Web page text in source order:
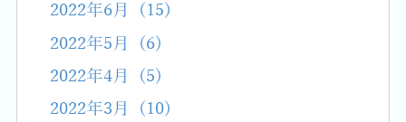
2022年6月 (15)
2022年5月 (6)
2022年4月 (5)
2022年3月 (10)